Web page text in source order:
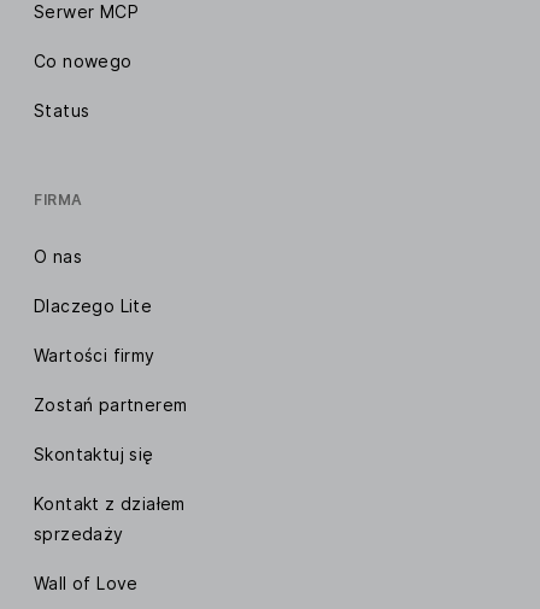
Serwer MCP
Co nowego
Status
FIRMA
O nas
Dlaczego Lite
Wartości firmy
Zostań partnerem
Skontaktuj się
Kontakt z działem
sprzedaży
Wall of Love